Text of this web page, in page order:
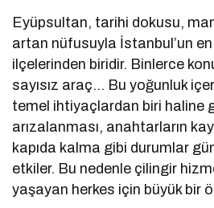
Eyüpsultan, tarihi dokusu,
artan nüfusuyla İstanbul’un
ilçelerinden biridir. Binlerce
sayısız araç… Bu yoğunluk
temel ihtiyaçlardan biri haline
arızalanması, anahtarların
kapıda kalma gibi durumlar
etkiler. Bu nedenle çilingir
yaşayan herkes için büyük bir